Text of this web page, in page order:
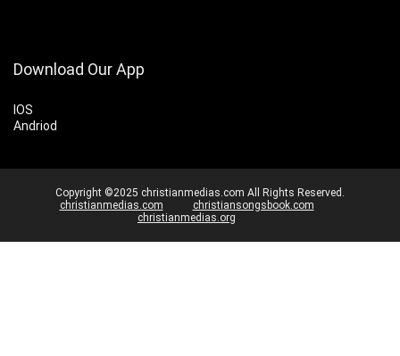
Download Our App
IOS
Andriod
Copyright ©2025 christianmedias.com All Rights Reserved.
christianmedias.com
christiansongsbook.com
christianmedias.org